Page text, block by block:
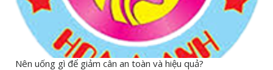
Nên uống gì để giảm cân an toàn và hiệu quả?